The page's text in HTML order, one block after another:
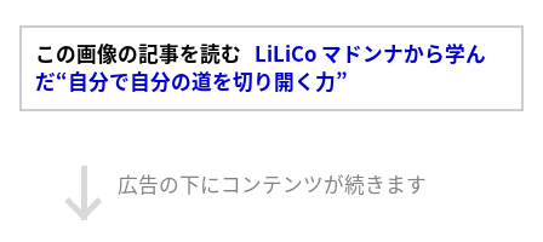
この画像の記事を読む LiLiCo マドンナから学ん
だ“自分で自分の道を切り開く力”
広告の下にコンテンツが続きます